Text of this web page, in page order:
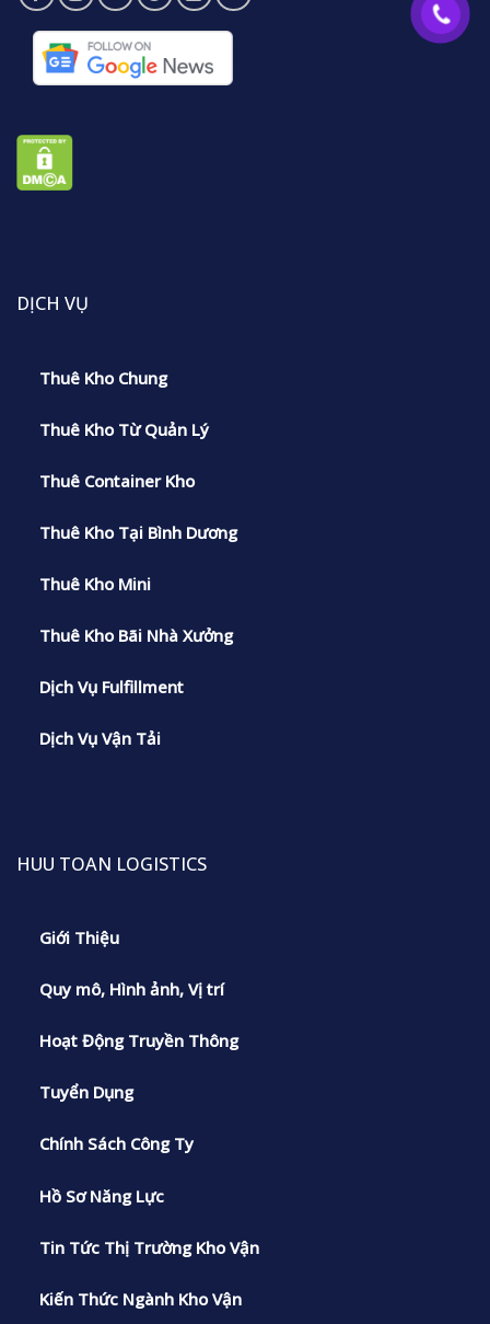
DỊCH VỤ
Thuê Kho Chung
Thuê Kho Từ Quản Lý
Thuê Container Kho
Thuê Kho Tại Bình Dương
Thuê Kho Mini
Thuê Kho Bãi Nhà Xưởng
Dịch Vụ Fulfillment
Dịch Vụ Vận Tải
HUU TOAN LOGISTICS
Giới Thiệu
Quy mô, Hình ảnh, Vị trí
Hoạt Động Truyền Thông
Tuyển Dụng
Chính Sách Công Ty
Hồ Sơ Năng Lực
Tin Tức Thị Trường Kho Vận
Kiến Thức Ngành Kho Vận